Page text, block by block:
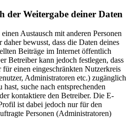
der Weitergabe deiner Daten
Austausch mit anderen Personen
bewusst, dass die Daten deines
Beiträge im Internet öffentlich
Betreiber kann jedoch festlegen, dass
einen eingeschränkten Nutzerkreis
Administratoren etc.) zugänglich
suche nach entsprechenden
kontaktiere den Betreiber. Die E-
ist dabei jedoch nur für den
Personen (Administratoren)